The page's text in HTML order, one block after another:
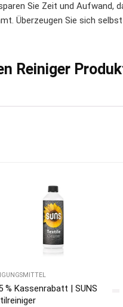
Sie Zeit und Aufwand,
Überzeugen Sie sich
Reiniger
% Kassenrabatt | SUNS